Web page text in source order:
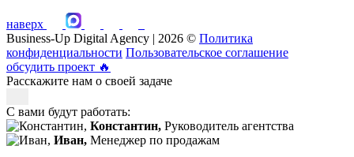
наверх
Business-Up Digital Agency | 2026 © Политика
конфиденциальности Пользовательское соглашение
обсудить проект 🔥
Расскажите нам о своей задаче
С вами будут работать:
Константин, Руководитель агентства
Иван, Менеджер по продажам